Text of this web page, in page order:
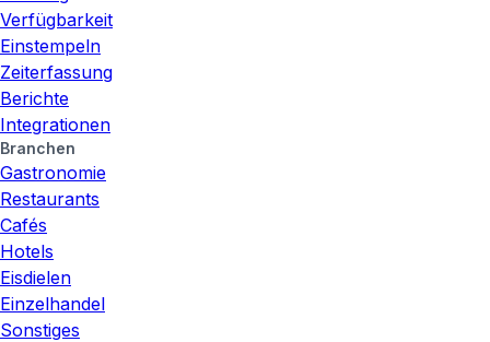
Verfügbarkeit
Einstempeln
Zeiterfassung
Berichte
Integrationen
Branchen
Gastronomie
Restaurants
Cafés
Hotels
Eisdielen
Einzelhandel
Sonstiges